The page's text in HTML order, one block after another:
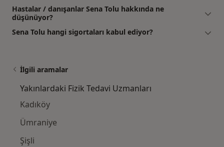
Hastalar / danışanlar Sena Tolu hakkında ne
düşünüyor?
Sena Tolu hangi sigortaları kabul ediyor?
İlgili aramalar
Yakınlardaki Fizik Tedavi Uzmanları
Kadıköy
Ümraniye
Şişli